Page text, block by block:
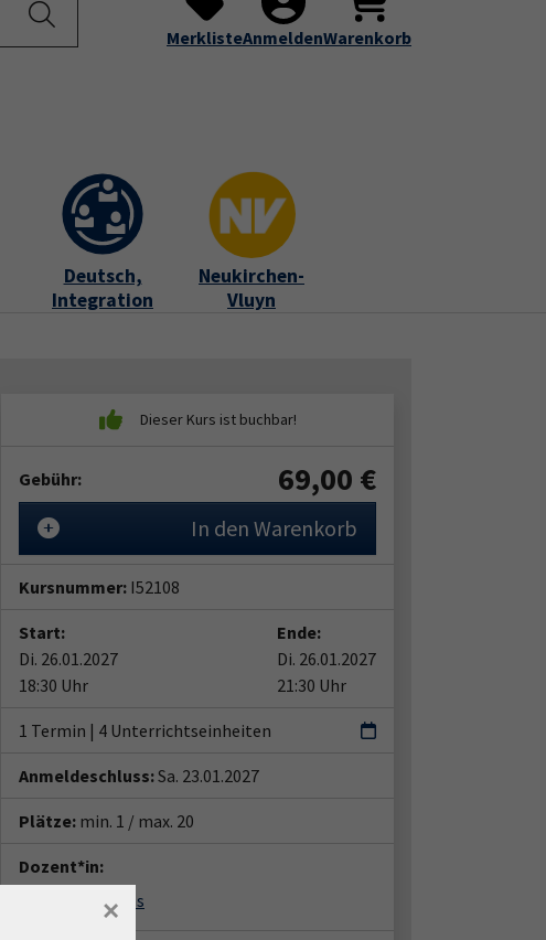
Startseite Submenu for "Programm"
Über uns Submenu for "Über uns"
Service Submenu for
MerklisteAnmeldenWarenkorb
Deutsch,
Integration
Neukirchen-
Vluyn
Gebühr: 69,00 €
In den Warenkorb
Kursnummer: I52108
Start:
Di. 26.01.2027
18:30 Uhr
Ende:
Di. 26.01.2027
21:30 Uhr
1 Termin | 4 Unterrichtseinheiten
Anmeldeschluss:Sa. 23.01.2027
Plätze: min. 1 / max. 20
Dozent*in:
Matthias Dahms
×